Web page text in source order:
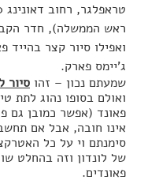
ראש הממשלה), חדר
ואפילו סיור קצר בהייד
ג'יימס פארק.
שמעתם נכון – זהו סיור
פאונד (אפשר כמובן גם
אינו חובה, אבל אם
סימנתם וי על כל
של לונדון וזה בהחלט
פאונדים.